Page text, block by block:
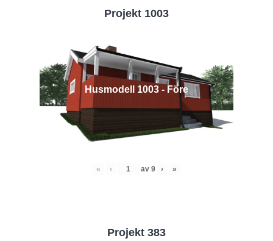
Projekt 1003
Husmodell 1003 - Före
« ‹ av 9 › »
Projekt 383